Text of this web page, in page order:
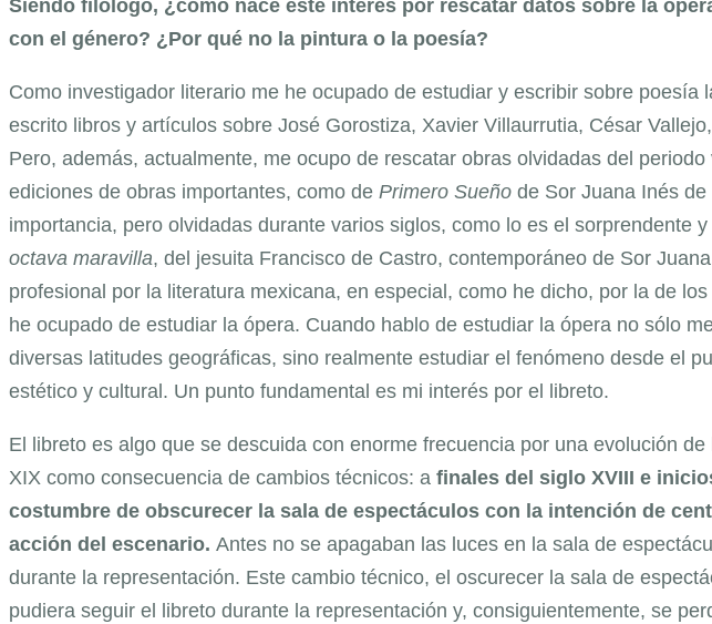
Siendo filólogo, ¿cómo nace este interés por rescatar datos sobre la
con el género? ¿Por qué no la pintura o la poesía?
Como investigador literario me he ocupado de estudiar y escribir sobre poesía
escrito libros y artículos sobre José Gorostiza, Xavier Villaurrutia, César
Pero, además, actualmente, me ocupo de rescatar obras olvidadas del
ediciones de obras importantes, como de Primero Sueño de Sor Juana Inés
importancia, pero olvidadas durante varios siglos, como lo es el sorprendente
octava maravilla, del jesuita Francisco de Castro, contemporáneo de Sor
profesional por la literatura mexicana, en especial, como he dicho, por la de
he ocupado de estudiar la ópera. Cuando hablo de estudiar la ópera no sólo
diversas latitudes geográficas, sino realmente estudiar el fenómeno desde el
estético y cultural. Un punto fundamental es mi interés por el libreto.
El libreto es algo que se descuida con enorme frecuencia por una evolución
XIX como consecuencia de cambios técnicos: a finales del siglo XVIII e
costumbre de obscurecer la sala de espectáculos con la intención de
acción del escenario. Antes no se apagaban las luces en la sala de
durante la representación. Este cambio técnico, el oscurecer la sala de
pudiera seguir el libreto durante la representación y, consiguientemente, se